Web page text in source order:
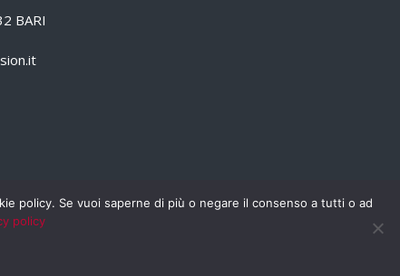
BARI
policy. Se vuoi saperne di più o negare il consenso a tutti o ad
policy